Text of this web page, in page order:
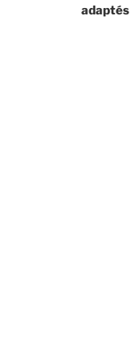
adaptés